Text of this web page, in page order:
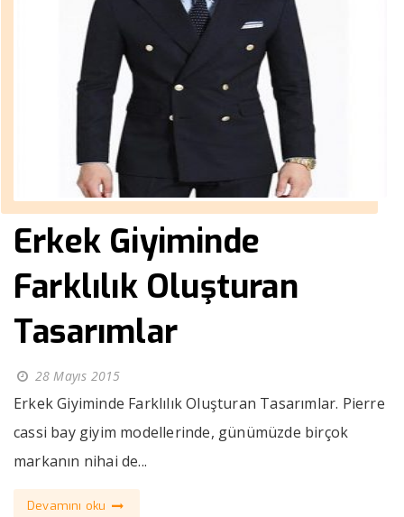
Erkek Giyiminde
Farklılık Oluşturan
Tasarımlar
28 Mayıs 2015
Erkek Giyiminde Farklılık Oluşturan Tasarımlar. Pierre
cassi bay giyim modellerinde, günümüzde birçok
markanın nihai de...
Devamını oku